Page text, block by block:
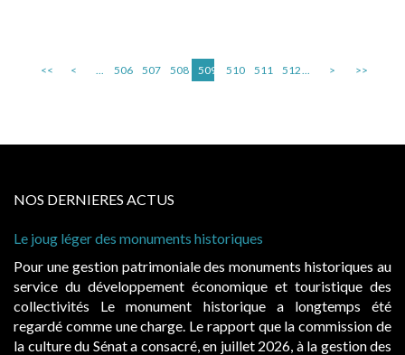
<< < ... 506 507 508 509 510 511 512... > >>
NOS DERNIERES ACTUS
historiques au
et touristique des
a longtemps été
que la commission de
2026, à la gestion des
Cabines de plage : le juge admet des
Evocatrices des bains de mer, les
également un beau sujet domanial.
public, elles donnent lieu au
d’occupation. Saisies par des